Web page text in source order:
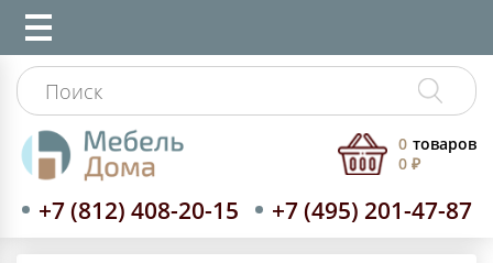
+7 (812) 408-20-15 +7 (495) 201-47-87
0 товаров
0 ₽